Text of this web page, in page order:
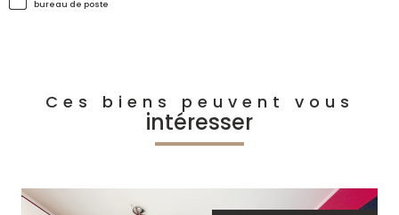
bureau de poste
Ces biens peuvent vous
intéresser